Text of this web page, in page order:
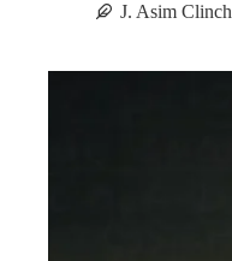
J. Asim Clinch